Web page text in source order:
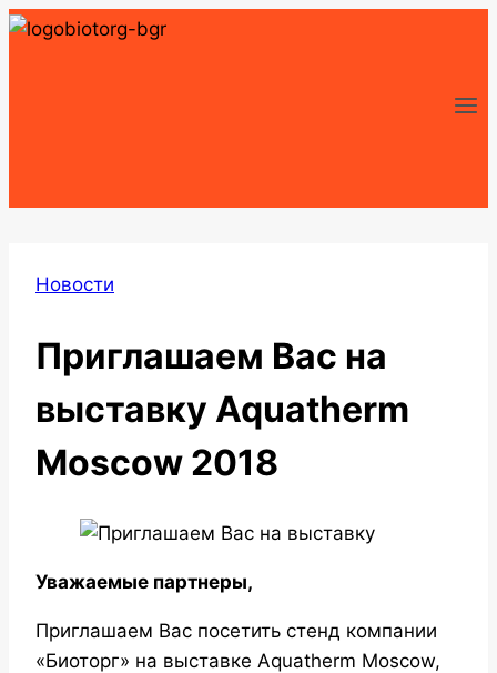
Перейти
Новости
Приглашаем Вас на
выставку Aquatherm
Moscow 2018
Уважаемые партнеры,
Приглашаем Вас посетить стенд компании
«Биоторг» на выставке Aquatherm Moscow,